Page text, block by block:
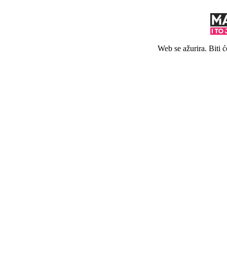
Web se ažurira. Biti